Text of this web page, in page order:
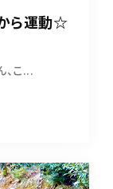
ら運動☆
、こ...